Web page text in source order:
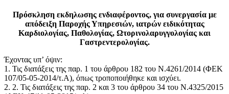
Πρόσκληση εκδηλωσης ενδιαφέροντος, για συνεργασία με
απόδειξη Παροχής Υπηρεσιών, ιατρών ειδικότητας
Καρδιολογίας, Παθολογίας, Ωτορινολαρυγγολογίας και
Γαστρεντερολογίας.
Έχοντας υπ’ όψιν:
1. Τις διατάξεις της παρ. 1 του άρθρου 182 του Ν.4261/2014 (ΦΕΚ
107/05-05-2014/τ.Α), όπως τροποποιήθηκε και ισχύει.
2. 2. Τις διατάξεις της παρ. 2 και 3 του άρθρου 34 του Ν.4325/2015